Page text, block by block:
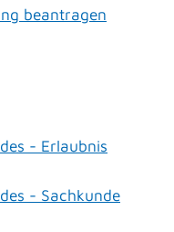
beantragen
- Erlaubnis
- Sachkunde